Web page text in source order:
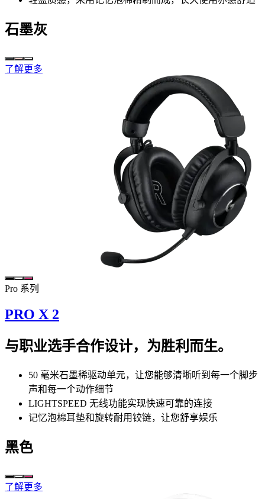
石墨灰
了解更多
Pro 系列
PRO X 2
与职业选手合作设计，为胜利而生。
50 毫米石墨稀驱动单元，让您能够清晰听到每一个脚步
声和每一个动作细节
LIGHTSPEED 无线功能实现快速可靠的连接
记忆泡棉耳垫和旋转耐用铰链，让您舒享娱乐
黑色
了解更多